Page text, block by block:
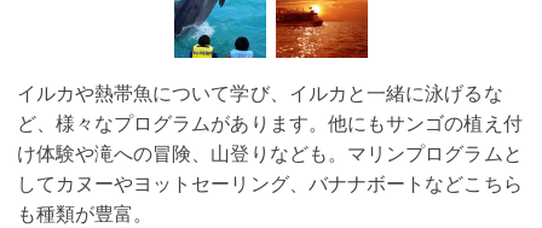
イルカや熱帯魚について学び、イルカと一緒に泳げるな
ど、様々なプログラムがあります。他にもサンゴの植え付
け体験や滝への冒険、山登りなども。マリンプログラムと
してカヌーやヨットセーリング、バナナボートなどこちら
も種類が豊富。